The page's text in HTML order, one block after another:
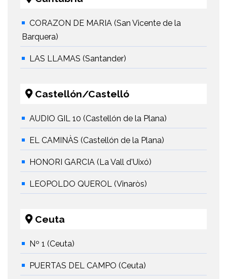
CORAZON DE MARIA (San Vicente de la
Barquera)
LAS LLAMAS (Santander)
Castellón/Castelló
AUDIO GIL 10 (Castellón de la Plana)
EL CAMINÀS (Castellón de la Plana)
HONORI GARCIA (La Vall d'Uixó)
LEOPOLDO QUEROL (Vinaròs)
Ceuta
Nº 1 (Ceuta)
PUERTAS DEL CAMPO (Ceuta)